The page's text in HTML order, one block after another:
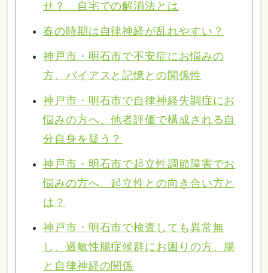
せ？ 自宅での解消法とは
春の時期は自律神経が乱れやすい？
神戸市・明石市で不安症にお悩みの
方、バイアスと記憶との関係性
神戸市・明石市で自律神経失調症にお
悩みの方へ、他者評価で構成される自
分自身を疑う？
神戸市・明石市で起立性調節障害でお
悩みの方へ、起立性との向き合い方と
は？
神戸市・明石市で検査しても異常無
し、過敏性腸症候群にお困りの方、腸
と自律神経の関係